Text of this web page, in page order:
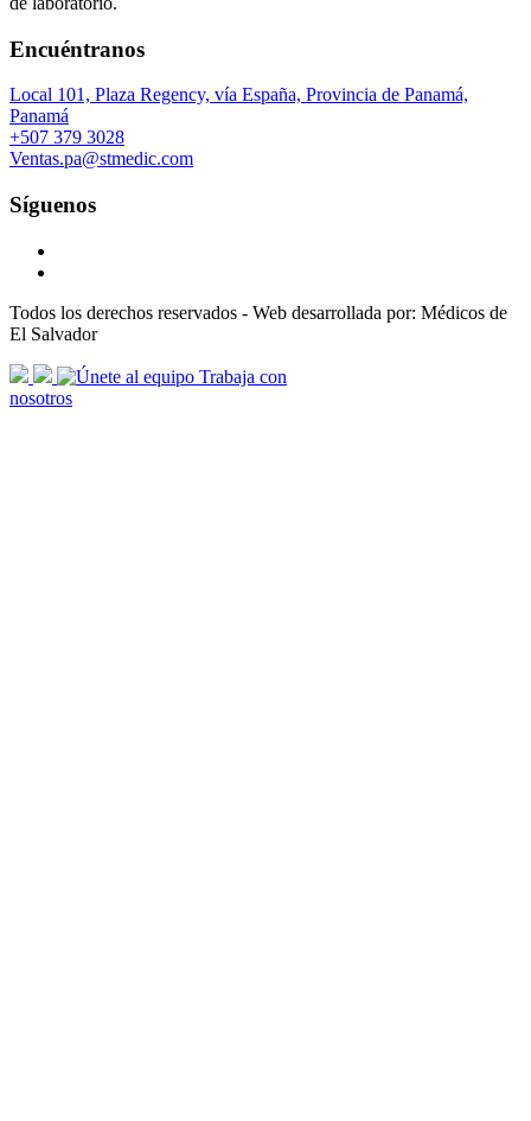
Encuéntranos
Local 101, Plaza Regency, vía España, Provincia de Panamá,
Panamá
+507 379 3028
Ventas.pa@stmedic.com
Síguenos
Todos los derechos reservados - Web desarrollada por: Médicos de
El Salvador
scroll
arrow
Trabaja con
nosotros